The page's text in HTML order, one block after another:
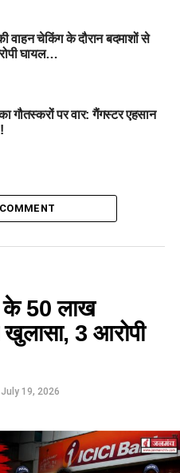
कर्मचारियों की भर्ती को
वाहन चेकिंग के दौरान बदमाशों से
घायल…
गौतस्करों पर वार: गैंगस्टर एहसान
के 50 लाख
3 आरोपी
July 19, 2026